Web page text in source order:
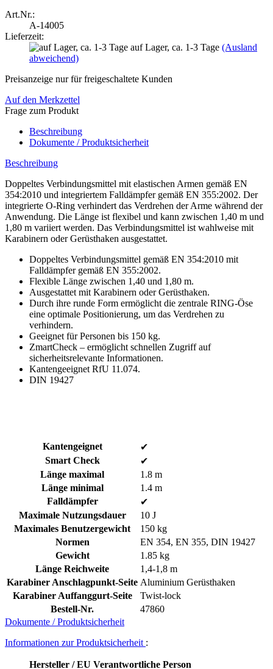
Art.Nr.:
A-14005
Lieferzeit:
auf Lager, ca. 1-3 Tage (Ausland
abweichend)
Preisanzeige nur für freigeschaltete Kunden
Auf den Merkzettel
Frage zum Produkt
Beschreibung
Dokumente / Produktsicherheit
Beschreibung
Doppeltes Verbindungsmittel mit elastischen Armen gemäß EN
354:2010 und integriertem Falldämpfer gemäß EN 355:2002. Der
integrierte O-Ring verhindert das Verdrehen der Arme während der
Anwendung. Die Länge ist flexibel und kann zwischen 1,40 m und
1,80 m variiert werden. Das Verbindungsmittel ist wahlweise mit
Karabinern oder Gerüsthaken ausgestattet.
Doppeltes Verbindungsmittel gemäß EN 354:2010 mit
Falldämpfer gemäß EN 355:2002.
Flexible Länge zwischen 1,40 und 1,80 m.
Ausgestattet mit Karabinern oder Gerüsthaken.
Durch ihre runde Form ermöglicht die zentrale RING-Öse
eine optimale Positionierung, um das Verdrehen zu
verhindern.
Geeignet für Personen bis 150 kg.
ZmartCheck – ermöglicht schnellen Zugriff auf
sicherheitsrelevante Informationen.
Kantengeeignet RfU 11.074.
DIN 19427
Kantengeignet
✔
Smart Check
✔
Länge maximal
1.8 m
Länge minimal
1.4 m
Falldämpfer
✔
Maximale Nutzungsdauer
10 J
Maximales Benutzergewicht
150 kg
Normen
EN 354, EN 355, DIN 19427
Gewicht
1.85 kg
Länge Reichweite
1,4-1,8 m
Karabiner Anschlagpunkt-Seite Aluminium Gerüsthaken
Karabiner Auffanggurt-Seite
Twist-lock
Bestell-Nr.
47860
Dokumente / Produktsicherheit
Informationen zur Produktsicherheit :
Hersteller / EU Verantwortliche Person